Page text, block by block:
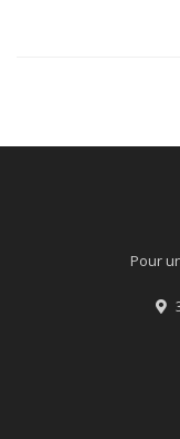
Pour